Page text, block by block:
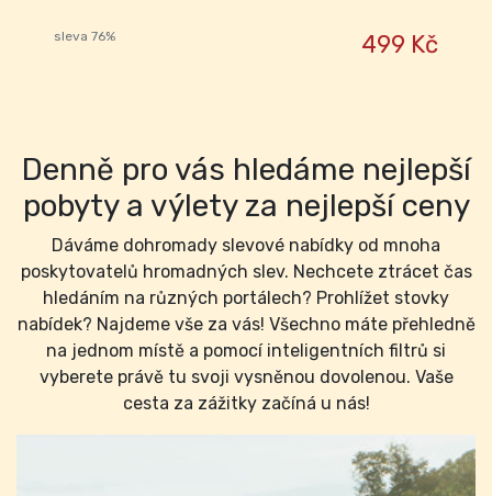
sleva 76% 499 Kč
Denně pro vás hledáme nejlepší
pobyty a výlety za nejlepší ceny
Dáváme dohromady slevové nabídky od mnoha
poskytovatelů hromadných slev. Nechcete ztrácet čas
hledáním na různých portálech? Prohlížet stovky
nabídek? Najdeme vše za vás! Všechno máte přehledně
na jednom místě a pomocí inteligentních filtrů si
vyberete právě tu svoji vysněnou dovolenou. Vaše
cesta za zážitky začíná u nás!